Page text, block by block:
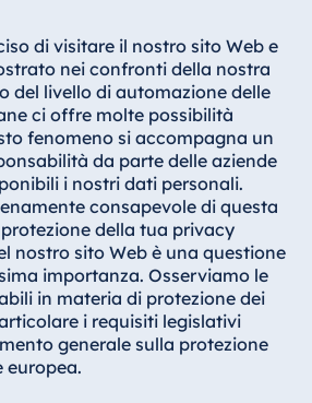
di visitare il nostro sito Web e
nei confronti della nostra
del livello di automazione delle
ci offre molte possibilità
fenomeno si accompagna un
da parte delle aziende
i nostri dati personali.
consapevole di questa
della tua privacy
nostro sito Web è una questione
importanza. Osserviamo le
in materia di protezione dei
i requisiti legislativi
generale sulla protezione
europea.